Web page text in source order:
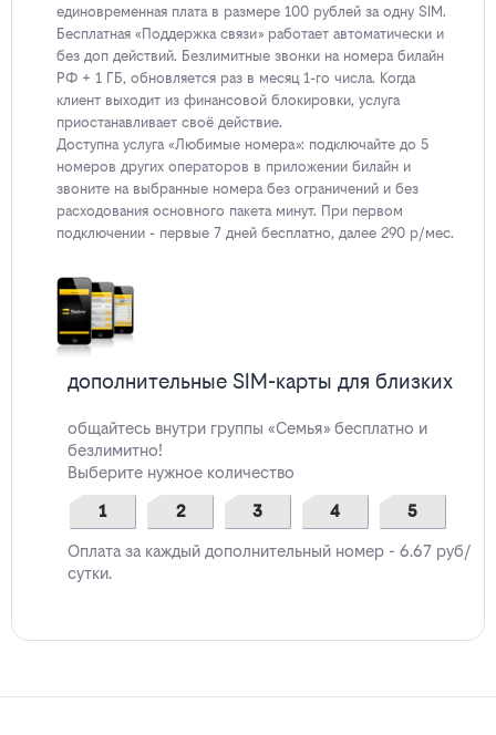
единовременная плата в размере 100 рублей за одну SIM.
Бесплатная «Поддержка связи» работает автоматически и
без доп действий. Безлимитные звонки на номера билайн
РФ + 1 ГБ, обновляется раз в месяц 1-го числа. Когда
клиент выходит из финансовой блокировки, услуга
приостанавливает своё действие.
Доступна услуга «Любимые номера»: подключайте до 5
номеров других операторов в приложении билайн и
звоните на выбранные номера без ограничений и без
расходования основного пакета минут. При первом
подключении - первые 7 дней бесплатно, далее 290 р/мес.
дополнительные SIM-карты для близких
общайтесь внутри группы «Семья» бесплатно и
безлимитно!
Выберите нужное количество
1 2 3 4 5
Оплата за каждый дополнительный номер - 6.67 руб/
сутки.